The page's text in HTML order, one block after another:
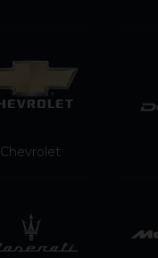
Chevrolet